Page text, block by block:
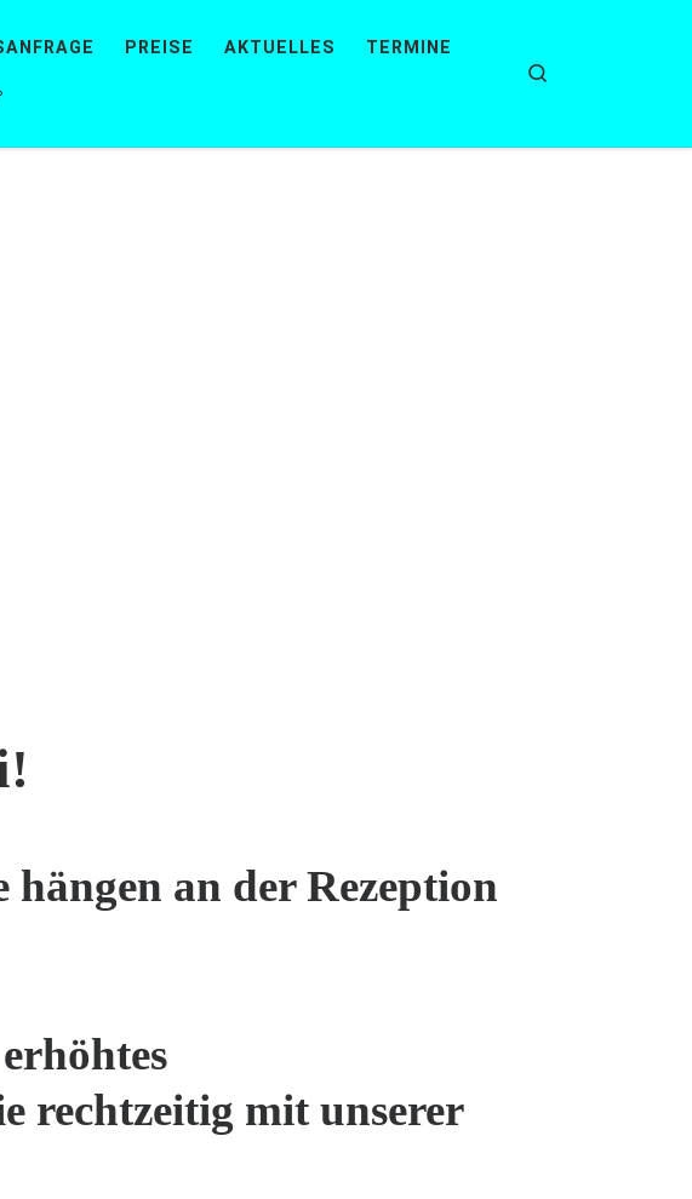
PREISE AKTUELLES TERMINE
an der Rezeption
rechtzeitig mit unserer